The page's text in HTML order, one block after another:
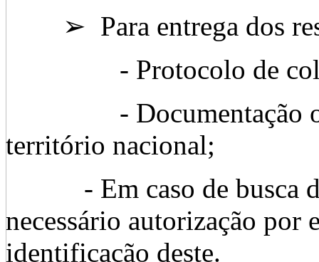
➢ Para entrega dos
- Protocolo de
- Documentação
território nacional;
- Em caso de busca do
necessário autorização por
identificação deste.